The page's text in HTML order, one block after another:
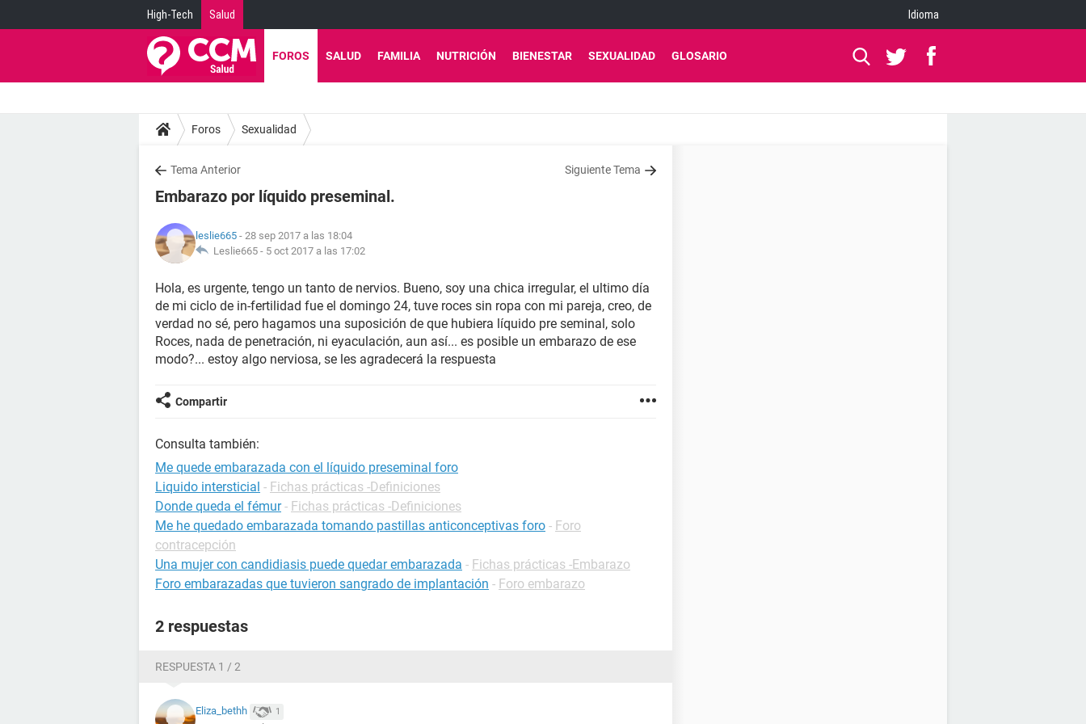
High-Tech Salud Idioma
FOROS SALUD FAMILIA NUTRICIÓN BIENESTAR SEXUALIDAD GLOSARIO
Foros Sexualidad
Tema Anterior Siguiente Tema
Embarazo por líquido preseminal.
leslie665 - 28 sep 2017 a las 18:04
Leslie665 - 5 oct 2017 a las 17:02
Hola, es urgente, tengo un tanto de nervios. Bueno, soy una chica irregular, el ultimo día
de mi ciclo de in-fertilidad fue el domingo 24, tuve roces sin ropa con mi pareja, creo, de
verdad no sé, pero hagamos una suposición de que hubiera líquido pre seminal, solo
Roces, nada de penetración, ni eyaculación, aun así... es posible un embarazo de ese
modo?... estoy algo nerviosa, se les agradecerá la respuesta
Compartir
Consulta también:
Me quede embarazada con el líquido preseminal foro
Liquido intersticial - Fichas prácticas -Definiciones
Donde queda el fémur - Fichas prácticas -Definiciones
Me he quedado embarazada tomando pastillas anticonceptivas foro - Foro
contracepción
Una mujer con candidiasis puede quedar embarazada - Fichas prácticas -Embarazo
Foro embarazadas que tuvieron sangrado de implantación - Foro embarazo
2 respuestas
RESPUESTA 1 / 2
Eliza_bethh 1